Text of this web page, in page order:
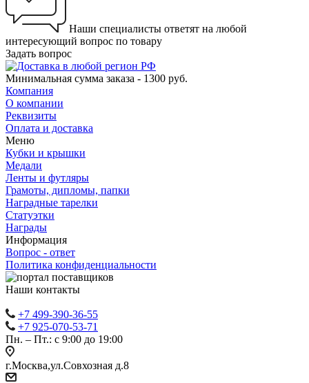
Наши специалисты ответят на любой
интересующий вопрос по товару
Задать вопрос
Минимальная сумма заказа - 1300 руб.
Компания
О компании
Реквизиты
Оплата и доставка
Меню
Кубки и крышки
Медали
Ленты и футляры
Грамоты, дипломы, папки
Наградные тарелки
Статуэтки
Награды
Информация
Вопрос - ответ
Политика конфиденциальности
Наши контакты
+7 499-390-36-55
+7 925-070-53-71
Пн. – Пт.: с 9:00 до 19:00
г.Москва,ул.Совхозная д.8